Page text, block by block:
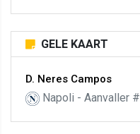
GELE KAART
D. Neres Campos
Napoli - Aanvaller #